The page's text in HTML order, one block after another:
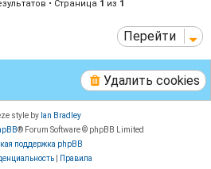
• Страница 1 из 1
Перейти
Удалить cookies
style by Ian Bradley
® Forum Software © phpBB Limited
поддержка phpBB
Правила